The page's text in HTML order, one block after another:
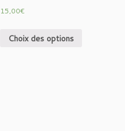
15,00€
Choix des options